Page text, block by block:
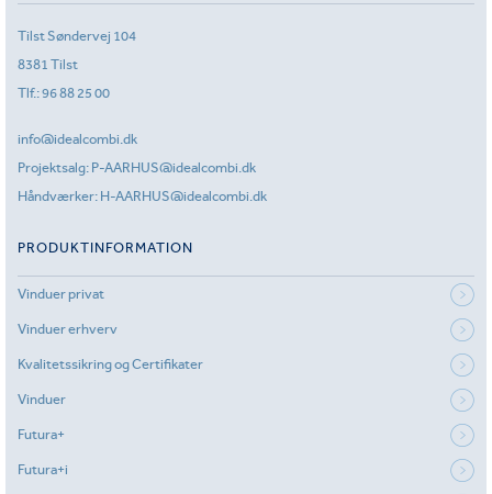
Tilst Søndervej 104
8381 Tilst
Tlf.:96 88 25 00
info@idealcombi.dk
Projektsalg: P-AARHUS@idealcombi.dk
Håndværker: H-AARHUS@idealcombi.dk
PRODUKTINFORMATION
Vinduer privat
Vinduer erhverv
Kvalitetssikring og Certifikater
Vinduer
Futura+
Futura+i